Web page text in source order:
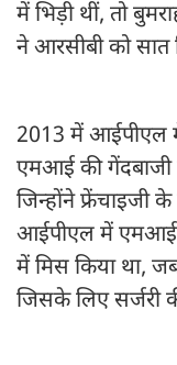
में भिड़ी थीं, तो
ने आरसीबी को सात
2013 में आईपीएल
एमआई की
जिन्होंने फ्रेंचाइजी
आईपीएल में एमआई
में मिस किया था,
जिसके लिए सर्जरी